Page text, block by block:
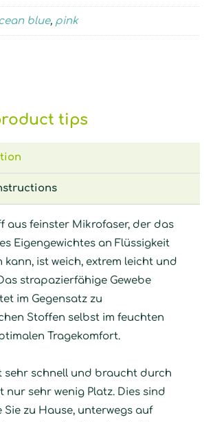
blue, pink
tips
aus feinster Mikrofaser, der das
Eigengewichtes an Flüssigkeit
kann, ist weich, extrem leicht und
strapazierfähige Gewebe
im Gegensatz zu
Stoffen selbst im feuchten
Tragekomfort.
sehr schnell und braucht durch
nur sehr wenig Platz. Dies sind
Sie zu Hause, unterwegs auf